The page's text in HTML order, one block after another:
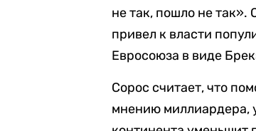
не так, пошло не
привел к власти
Евросоюза в виде
Сорос считает, что
мнению миллиардера,